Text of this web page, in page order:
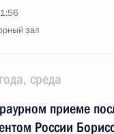
зал
среда
приеме
России